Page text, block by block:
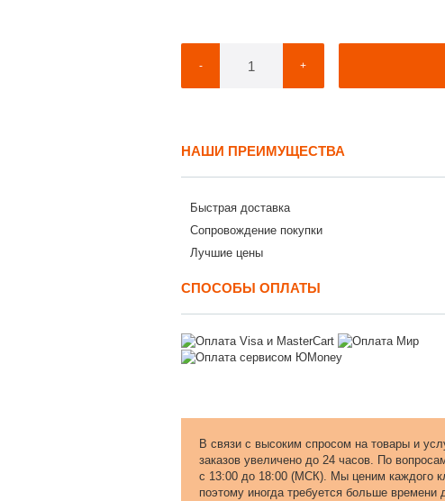
- +
НАШИ ПРЕИМУЩЕСТВА
Быстрая доставка
Сопровождение покупки
Лучшие цены
СПОСОБЫ ОПЛАТЫ
В связи с высоким спросом на товары и
заказов увеличено до 24 часов. По
с 13:00 до 18:00 (МСК). Мы ценим каждого
поэтому иногда требуется больше